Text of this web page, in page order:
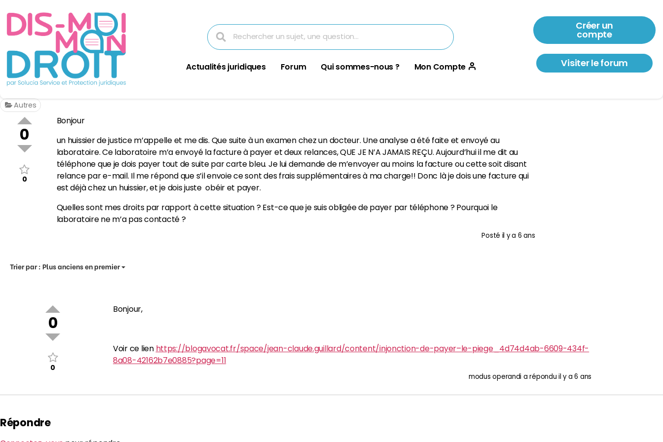
Actualités juridiques Forum Qui sommes-nous ? Mon Compte
Créer un
compte
Visiter le forum
Autres
0
0
Bonjour
un huissier de justice m’appelle et me dis. Que suite à un examen chez un docteur. Une analyse a été faite et envoyé au
laboratoire. Ce laboratoire m’a envoyé la facture à payer et deux relances, QUE JE N’A JAMAIS REÇU. Aujourd’hui il me dit au
téléphone que je dois payer tout de suite par carte bleu. Je lui demande de m’envoyer au moins la facture ou cette soit disant
relance par e-mail. Il me répond que s’il envoie ce sont des frais supplémentaires à ma charge!! Donc là je dois une facture qui
est déjà chez un huissier, et je dois juste obéir et payer.
Quelles sont mes droits par rapport à cette situation ? Est-ce que je suis obligée de payer par téléphone ? Pourquoi le
laboratoire ne m’a pas contacté ?
Posté il y a 6 ans
Trier par :Plus anciens en premier
0
0
Bonjour,
Voir ce lien https://blogavocat.fr/space/jean-claude.guillard/content/injonction-de-payer–le-piege_4d74d4ab-6609-434f-
8a08-42162b7e0885?page=11
modus operandi a réponduil y a 6 ans
Répondre